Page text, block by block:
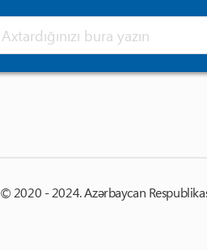
Yeniliklər
© 2020 - 2024. Azərbaycan